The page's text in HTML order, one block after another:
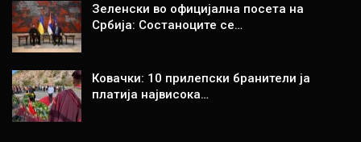
Зеленски во официјална посета на
Србија: Состаноците се…
Ковачки: 10 прилепски бранители ја
платија највисока…